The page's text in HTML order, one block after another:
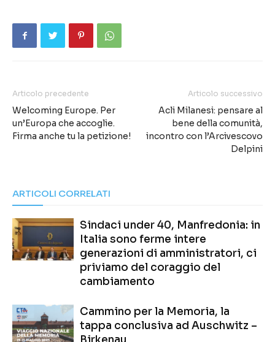
Articolo precedente
Welcoming Europe. Per
un’Europa che accoglie.
Firma anche tu la petizione!
Articolo successivo
Acli Milanesi: pensare al
bene della comunità,
incontro con l’Arcivescovo
Delpini
ARTICOLI CORRELATI
Sindaci under 40, Manfredonia: in
Italia sono ferme intere
generazioni di amministratori, ci
priviamo del coraggio del
cambiamento
Cammino per la Memoria, la
tappa conclusiva ad Auschwitz –